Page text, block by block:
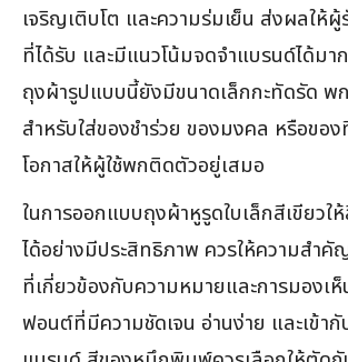
เจริญเติบโต และความร่มเย็น ส่งผลให้
ที่ได้รับ และมีแนวโน้มจดจำแบรนด์ได้ม
ถุงผ้ารูปแบบนี้ยังมีขนาดเล็กกะทัดรัด พ
สำหรับใส่ของชำร่วย ของมงคล หรือขอ
โอกาสให้ผู้ใช้พกติดตัวอยู่เสมอ
ในการออกแบบถุงผ้าหูรูดใบเล็กสีเขียวใ
ได้อย่างมีประสิทธิภาพ ควรให้ความสำ
ที่เกี่ยวข้องกับความหมายและการมองเห็
ฟอนต์ที่มีความชัดเจน อ่านง่าย และเข้า